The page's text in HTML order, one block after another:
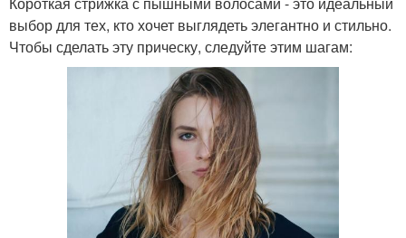
выбор для тех, кто хочет выглядеть элегантно и стильно.
Чтобы сделать эту прическу, следуйте этим шагам: